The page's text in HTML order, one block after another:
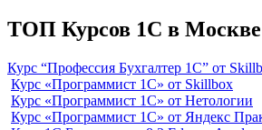
ТОП Курсов 1С в Москве
Курс “Профессия Бухгалтер 1С” от
Курс «Программист 1С» от Skillbox
Курс «Программист 1С» от Нетологии
Курс «Программист 1С» от Яндекс